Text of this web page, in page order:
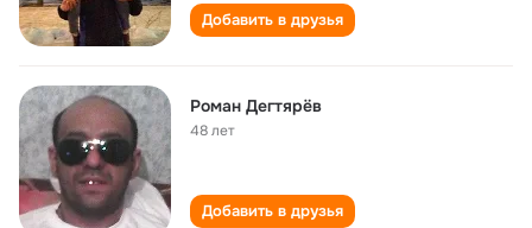
Добавить в друзья
Роман Дегтярёв
48 лет
Добавить в друзья